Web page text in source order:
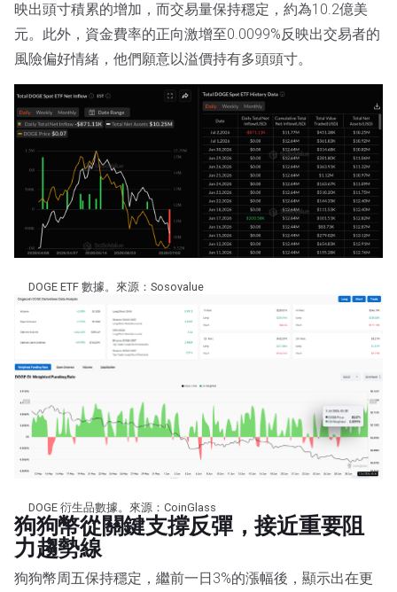
映出頭寸積累的增加，而交易量保持穩定，約為10.2億美
元。此外，資金費率的正向激增至0.0099%反映出交易者的
風險偏好情緒，他們願意以溢價持有多頭頭寸。
DOGE ETF 數據。來源：Sosovalue
DOGE 衍生品數據。來源：CoinGlass
狗狗幣從關鍵支撐反彈，接近重要阻
力趨勢線
狗狗幣周五保持穩定，繼前一日3%的漲幅後，顯示出在更